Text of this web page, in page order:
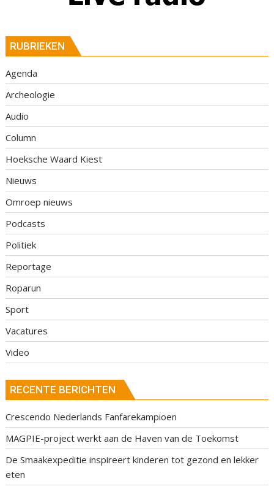
RUBRIEKEN
Agenda
Archeologie
Audio
Column
Hoeksche Waard Kiest
Nieuws
Omroep nieuws
Podcasts
Politiek
Reportage
Roparun
Sport
Vacatures
Video
RECENTE BERICHTEN
Crescendo Nederlands Fanfarekampioen
MAGPIE-project werkt aan de Haven van de Toekomst
De Smaakexpeditie inspireert kinderen tot gezond en lekker
eten